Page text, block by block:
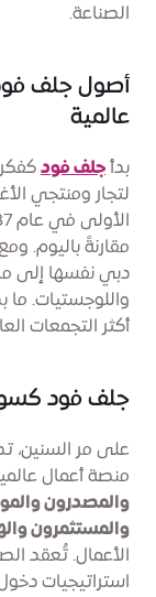
الصناعة.
أصول جلف
عالمية
بدأ جلف فود
لتجار ومنتجي
مقارنةً باليوم.
دبي نفسها إلى
واللوجستيات. ما
أكثر التجمعات
جلف فود
على مر السنين،
منصة أعمال
والمصدرون
والمستثمرون
الأعمال. تُعقد
استراتيجيات